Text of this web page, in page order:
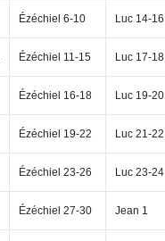
Ézéchiel 6-10 Luc 14-16
Ézéchiel 11-15 Luc 17-18
Ézéchiel 16-18 Luc 19-20
Ézéchiel 19-22 Luc 21-22
Ézéchiel 23-26 Luc 23-24
Ézéchiel 27-30 Jean 1